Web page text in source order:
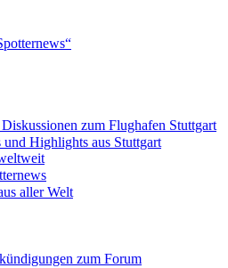
zum Flughafen Stuttgart
Highlights aus Stuttgart
aller Welt
zum Forum